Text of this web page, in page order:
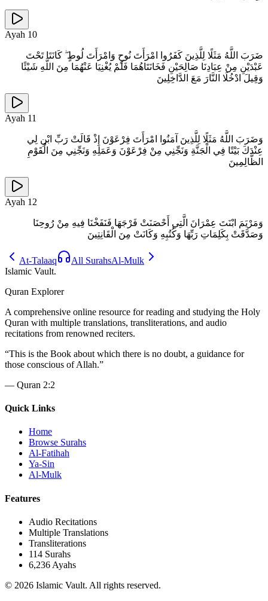
Ayah 10
ضَرَبَ اللَّهُ مَثَلًا لِلَّذِينَ كَفَرُوا امْرَأَتَ نُوحٍ وَامْرَأَتَ لُوطٍ ۖ كَانَتَا تَحْتَ
عَبْدَيْنِ مِنْ عِبَادِنَا صَالِحَيْنِ فَخَانَتَاهُمَا فَلَمْ يُغْنِيَا عَنْهُمَا مِنَ اللَّهِ شَيْئًا
وَقِيلَ ادْخُلَا النَّارَ مَعَ الدَّاخِلِينَ
Ayah 11
وَضَرَبَ اللَّهُ مَثَلًا لِلَّذِينَ آمَنُوا امْرَأَتَ فِرْعَوْنَ إِذْ قَالَتْ رَبِّ ابْنِ لِي
عِنْدَكَ بَيْتًا فِي الْجَنَّةِ وَنَجِّنِي مِنْ فِرْعَوْنَ وَعَمَلِهِ وَنَجِّنِي مِنَ الْقَوْمِ
الظَّالِمِينَ
Ayah 12
وَمَرْيَمَ ابْنَتَ عِمْرَانَ الَّتِي أَحْصَنَتْ فَرْجَهَا فَنَفَخْنَا فِيهِ مِنْ رُوحِنَا
وَصَدَّقَتْ بِكَلِمَاتِ رَبِّهَا وَكُتُبِهِ وَكَانَتْ مِنَ الْقَانِتِينَ
At-Talaaq All SurahsAl-Mulk
Islamic Vault.
Quran Explorer
A comprehensive online resource for reading and studying the Holy
Quran with multiple translations, transliterations, and audio
recitations from renowned reciters.
“This is the Book about which there is no doubt, a guidance for
those conscious of Allah.”
— Quran 2:2
Quick Links
Home
Browse Surahs
Al-Fatihah
Ya-Sin
Al-Mulk
Features
Audio Recitations
Multiple Translations
Transliterations
114 Surahs
6,236 Ayahs
© 2026 Islamic Vault. All rights reserved.